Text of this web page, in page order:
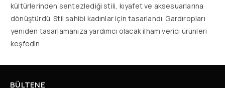
kültürlerinden sentezlediği stili, kıyafet ve aksesuarlarına
dönüştürdü. Stil sahibi kadınlar için tasarlandı. Gardıropları
yeniden tasarlamanıza yardımcı olacak ilham verici ürünleri
keşfedin…
BÜLTENE